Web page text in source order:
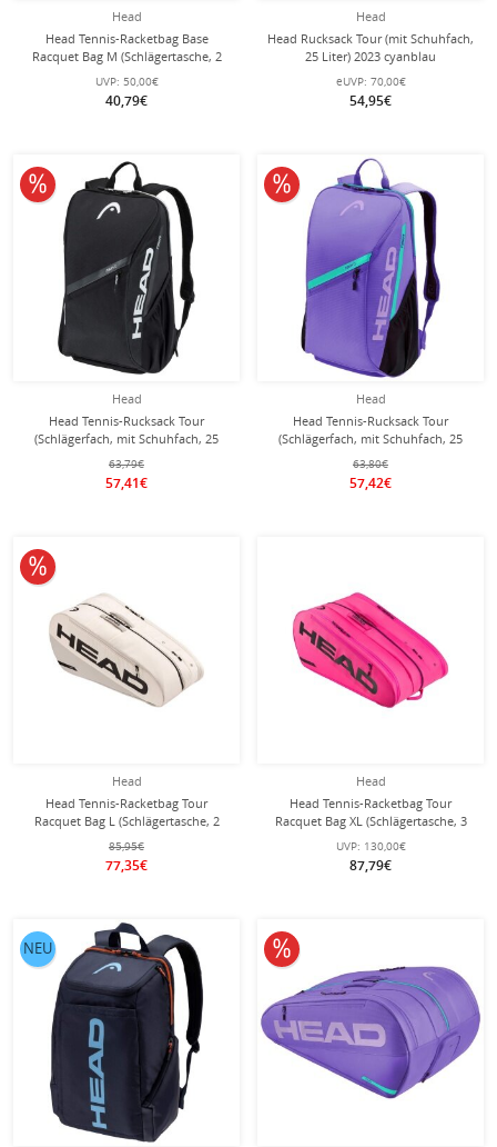
Head
Head Tennis-Racketbag Base
Racquet Bag M (Schlägertasche, 2
Hauptfächer) 2025 navyblau 6er
UVP: 50,00€
40,79€
Head
Head Rucksack Tour (mit Schuhfach,
25 Liter) 2023 cyanblau
eUVP: 70,00€
54,95€
Head
Head Tennis-Rucksack Tour
(Schlägerfach, mit Schuhfach, 25
Liter) 2026 schwarz/weiss
63,79€
57,41€
10% reduziert
Head
Head Tennis-Rucksack Tour
(Schlägerfach, mit Schuhfach, 25
Liter) 2026 purple
63,80€
57,42€
10% reduziert
Head
Head Tennis-Racketbag Tour
Racquet Bag L (Schlägertasche, 2
Hauptfächer) 2026 weiss/grau 9er
85,95€
77,35€
10% reduziert
Head
Head Tennis-Racketbag Tour
Racquet Bag XL (Schlägertasche, 3
Hauptfächer) 2026 pink 12er
UVP: 130,00€
87,79€
NEU 10% reduziert